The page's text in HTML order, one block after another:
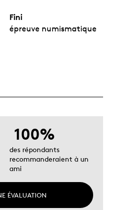
Fini
épreuve numismatique
ÉVALUATION
100%
des répondants
recommanderaient à un
ami